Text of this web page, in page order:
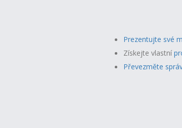
Prezentujte své
Získejte vlastní
Převezměte